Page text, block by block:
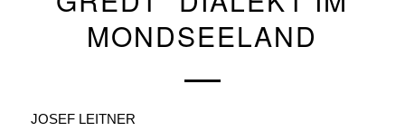
MONDSEELAND
JOSEF LEITNER